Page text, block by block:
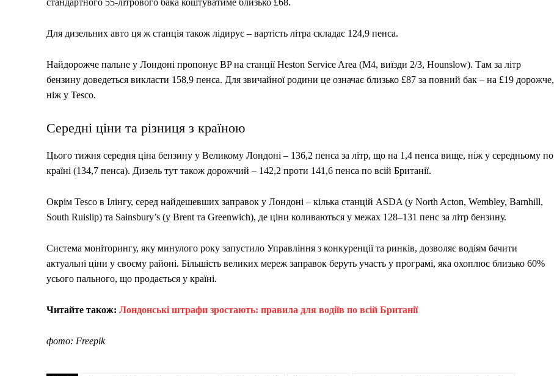
Для дизельних авто ця ж станція також лідирує – вартість літра складає 124,9 пенса.
Найдорожче пальне у Лондоні пропонує BP на станції Heston Service Area (M4, виїзди 2/3, Hounslow). Там за літр
бензину доведеться викласти 158,9 пенса. Для звичайної родини це означає близько £87 за повний бак – на £19 дорожче,
ніж у Tesco.
Середні ціни та різниця з країною
Цього тижня середня ціна бензину у Великому Лондоні – 136,2 пенса за літр, що на 1,4 пенса вище, ніж у середньому по
країні (134,7 пенса). Дизель тут також дорожчий – 142,2 проти 141,6 пенса по всій Британії.
Окрім Tesco в Ілінгу, серед найдешевших заправок у Лондоні – кілька станцій ASDA (у North Acton, Wembley, Barnhill,
South Ruislip) та Sainsbury’s (у Brent та Greenwich), де ціни коливаються у межах 128–131 пенс за літр бензину.
Система моніторингу, яку минулого року запустило Управління з конкуренції та ринків, дозволяє водіям бачити
актуальні ціни у своєму районі. Більшість великих мереж заправок беруть участь у програмі, яка охоплює близько 60%
усього пального, що продається у країні.
Читайте також: Лондонські штрафи зростають: правила для водіїв по всій Британії
фото: Freepik